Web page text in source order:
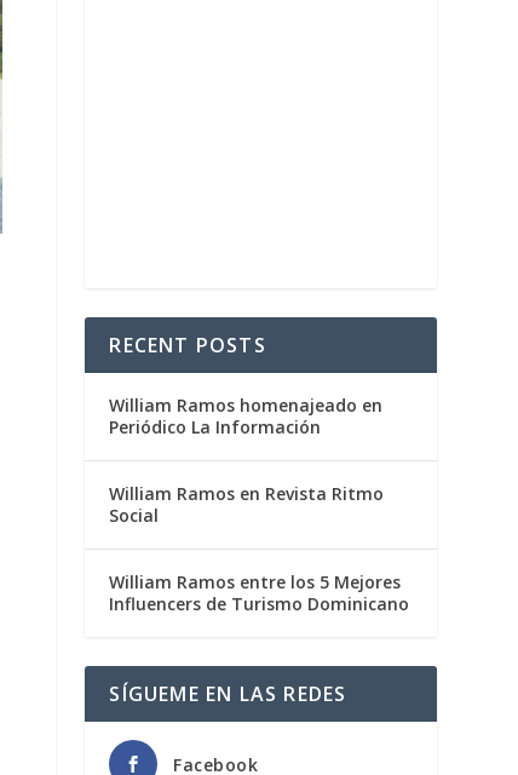
RECENT POSTS
William Ramos homenajeado en
Periódico La Información
William Ramos en Revista Ritmo
Social
William Ramos entre los 5 Mejores
Influencers de Turismo Dominicano
SÍGUEME EN LAS REDES
Facebook